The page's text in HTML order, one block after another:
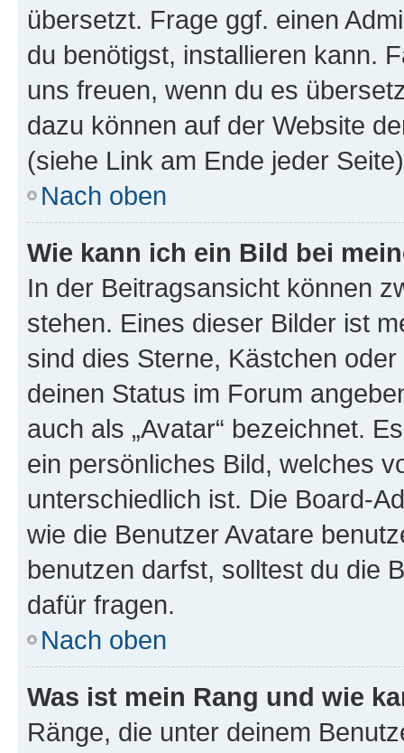
übersetzt. Frage ggf. einen
du benötigst, installieren kann.
uns freuen, wenn du es
dazu können auf der Website
(siehe Link am Ende jeder
Nach oben
Wie kann ich ein Bild bei
In der Beitragsansicht können
stehen. Eines dieser Bilder ist
sind dies Sterne, Kästchen
deinen Status im Forum
auch als „Avatar“ bezeichnet.
ein persönliches Bild, welches
unterschiedlich ist. Die Board-
wie die Benutzer Avatare
benutzen darfst, solltest du die
dafür fragen.
Nach oben
Was ist mein Rang und wie
Ränge, die unter deinem